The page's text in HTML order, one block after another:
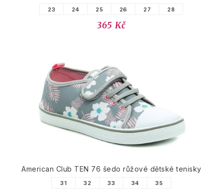
23 24 25 26 27 28
365 Kč
American Club TEN 76 šedo růžové dětské tenisky
31 32 33 34 35